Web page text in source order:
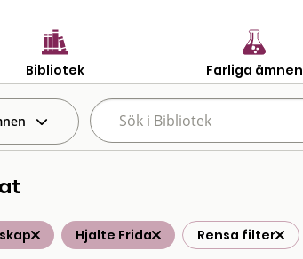
Bibliotek Farliga ämnen
Hjalte Frida Rensa filter